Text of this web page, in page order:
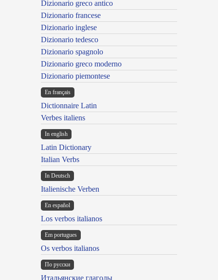
Dizionario greco antico
Dizionario francese
Dizionario inglese
Dizionario tedesco
Dizionario spagnolo
Dizionario greco moderno
Dizionario piemontese
En français
Dictionnaire Latin
Verbes italiens
In english
Latin Dictionary
Italian Verbs
In Deutsch
Italienische Verben
En español
Los verbos italianos
Em portugues
Os verbos italianos
По русски
Итальянские глаголы